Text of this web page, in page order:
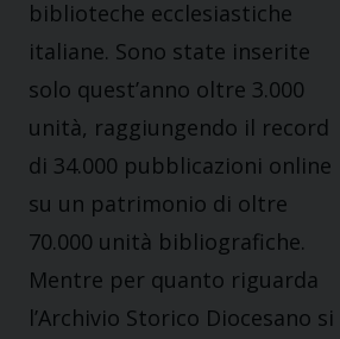
biblioteche ecclesiastiche
italiane. Sono state inserite
solo quest’anno oltre 3.000
unità, raggiungendo il record
di 34.000 pubblicazioni online
su un patrimonio di oltre
70.000 unità bibliografiche.
Mentre per quanto riguarda
l’Archivio Storico Diocesano si